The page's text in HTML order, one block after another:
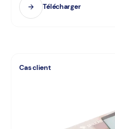
Télécharger
Cas client